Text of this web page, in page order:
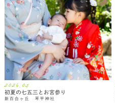
2026.05
初夏の七五三とお宮参り
新百合ヶ丘 琴平神社